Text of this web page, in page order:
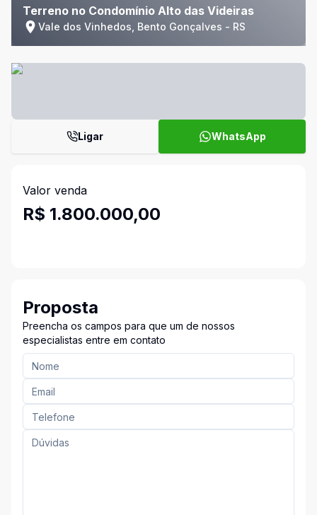
Terreno no Condomínio Alto das Videiras
Vale dos Vinhedos, Bento Gonçalves - RS
Ligar WhatsApp
Valor venda
R$ 1.800.000,00
Proposta
Preencha os campos para que um de nossos
especialistas entre em contato